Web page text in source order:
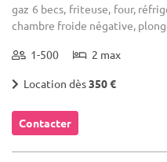
gaz 6 becs, friteuse, four,
chambre froide négative,
1-500 2 max
Location dès350 €
Contacter